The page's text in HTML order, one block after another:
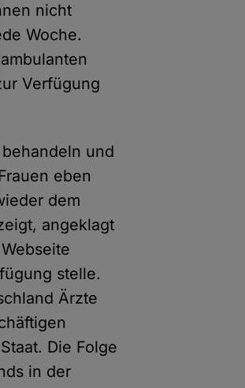
nicht
Woche.
Verfügung
und
eben
dem
angeklagt
stelle.
Ärzte
Die Folge
in der